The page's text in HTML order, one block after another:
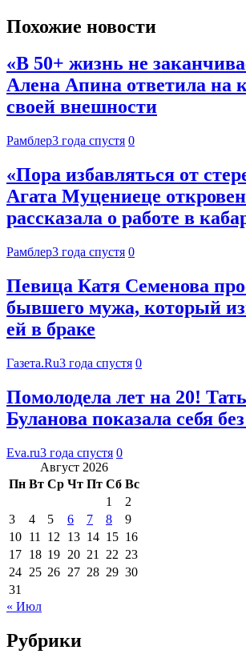
Похожие новости
«В 50+ жизнь не
Алена Апина ответила на
своей внешности
Рамблер3 года спустя 0
«Пора избавляться от
Агата Муцениеце
рассказала о работе в
Рамблер3 года спустя 0
Певица Катя Семенова
бывшего мужа, который
ей в браке
Газета.Ru3 года спустя 0
Помолодела лет на 20!
Буланова показала себя
Eva.ru3 года спустя 0
Август 2026
Пн Вт Ср Чт Пт Сб Вс
1
2
3
4 5 6 7 8
9
10 11 12 13 14 15 16
17 18 19 20 21 22 23
24 25 26 27 28 29 30
31
« Июл
Рубрики